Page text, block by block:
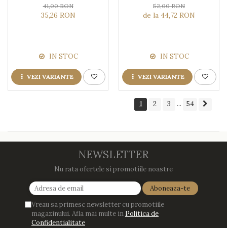
41,00 RON
35,26 RON
IN STOC
VEZI VARIANTE
52,00 RON
de la 44,72 RON
IN STOC
VEZI VARIANTE
1 2 3 ... 54
NEWSLETTER
Nu rata ofertele si promotiile noastre
Vreau sa primesc newsletter cu promotiile
magazinului. Afla mai multe in Politica de
Confidentialitate